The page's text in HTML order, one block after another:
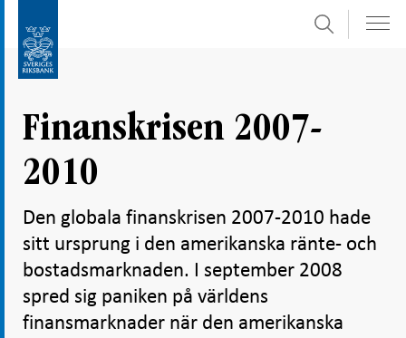
direkt
undersidor
Sök
Finanskrisen 2007-
2010
Den globala finanskrisen 2007-2010 hade
sitt ursprung i den amerikanska ränte- och
bostadsmarknaden. I september 2008
spred sig paniken på världens
finansmarknader när den amerikanska